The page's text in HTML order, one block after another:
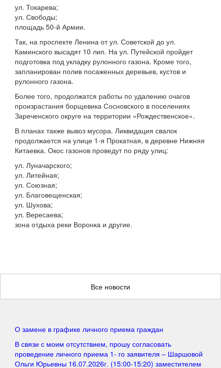
ул. Токарева;
ул. Свободы;
площадь 50-й Армии.
Так, на проспекте Ленина от ул. Советской до ул.
Каминского высадят 10 лип. На ул. Путейской пройдет
подготовка под укладку рулонного газона. Кроме того,
запланирован полив посаженных деревьев, кустов и
рулонного газона.
Более того, продолжатся работы по удалению очагов
произрастания борщевика Сосновского в поселениях
Зареченского округе на территории «Рождественское».
В планах также вывоз мусора. Ликвидация свалок
продолжается на улице 1-я Прокатная, в деревне Нижняя
Китаевка. Окос газонов проведут по ряду улиц:
ул. Луначарского;
ул. Литейная;
ул. Союзная;
ул. Благовещенская;
ул. Шухова;
ул. Вересаева;
зона отдыха реки Воронка и другие.
Все новости
О замене в графике личного приема граждан
В связи с моим отсутствием, прошу согласовать
проведение личного приема 1- го заявителя – Шаршовой
Ольги Юрьевны 16.07.2026г. (15:00-15:20) заместителем